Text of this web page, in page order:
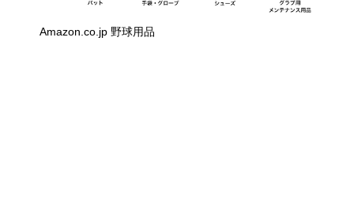
Amazon.co.jp 野球用品